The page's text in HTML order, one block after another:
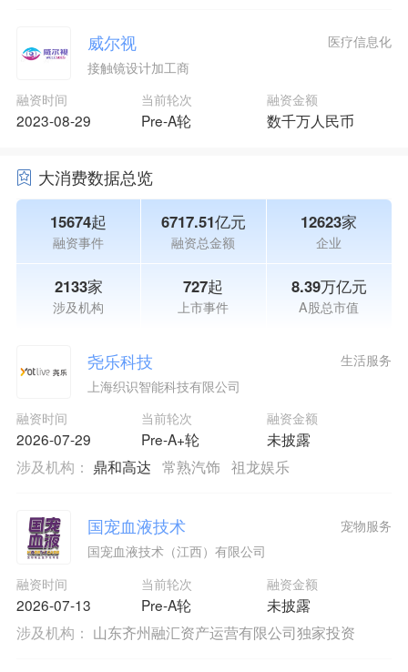
威尔视
接触镜设计加工商
医疗信息化
融资时间
2023-08-29
当前轮次
Pre-A轮
融资金额
数千万人民币
大消费数据总览
15674起
融资事件
6717.51亿元
融资总金额
12623家
企业
2133家
涉及机构
727起
上市事件
8.39万亿元
A股总市值
尧乐科技
上海织识智能科技有限公司
融资时间
2026-07-29
当前轮次
Pre-A+轮
融资金额
未披露
生活服务
涉及机构： 鼎和高达 常熟汽饰 祖龙娱乐
国宠血液技术
国宠血液技术（江西）有限公司
融资时间
2026-07-13
当前轮次
Pre-A轮
融资金额
未披露
宠物服务
涉及机构： 山东齐州融汇资产运营有限公司独家投资